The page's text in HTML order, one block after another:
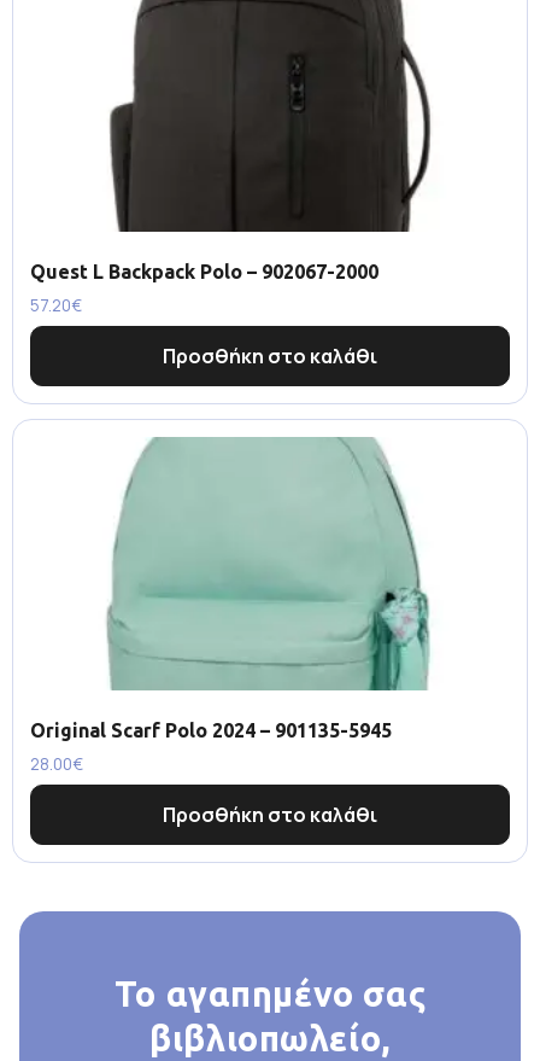
Quest L Backpack Polo – 902067-2000
57.20€
Προσθήκη στο καλάθι
Original Scarf Polo 2024 – 901135-5945
28.00€
Προσθήκη στο καλάθι
Το αγαπημένο σας
βιβλιοπωλείο,